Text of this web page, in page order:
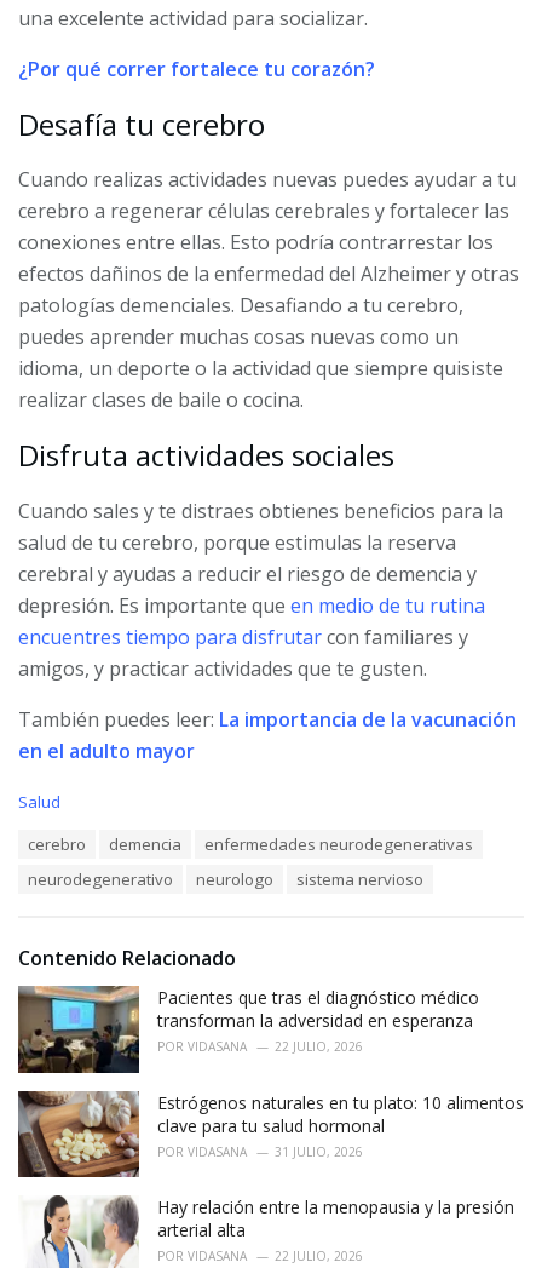
una excelente actividad para socializar.
¿Por qué correr fortalece tu corazón?
Desafía tu cerebro
Cuando realizas actividades nuevas puedes ayudar a tu
cerebro a regenerar células cerebrales y fortalecer las
conexiones entre ellas. Esto podría contrarrestar los
efectos dañinos de la enfermedad del Alzheimer y otras
patologías demenciales. Desafiando a tu cerebro,
puedes aprender muchas cosas nuevas como un
idioma, un deporte o la actividad que siempre quisiste
realizar clases de baile o cocina.
Disfruta actividades sociales
Cuando sales y te distraes obtienes beneficios para la
salud de tu cerebro, porque estimulas la reserva
cerebral y ayudas a reducir el riesgo de demencia y
depresión. Es importante que en medio de tu rutina
encuentres tiempo para disfrutarcon familiares y
amigos, y practicar actividades que te gusten.
También puedes leer: La importancia de la vacunación
en el adulto mayor
C
i
s
Salud
cerebro demencia
enfermedades neurodegenerativas
neurodegenerativo
neurologo sistema nervioso
Contenido Relacionado
Pacientes que tras el diagnóstico médico
transforman la adversidad en esperanza
POR VIDASANA 22 JULIO, 2026
Estrógenos naturales en tu plato: 10 alimentos
clave para tu salud hormonal
POR VIDASANA 31 JULIO, 2026
Hay relación entre la menopausia y la presión
arterial alta
POR VIDASANA 22 JULIO, 2026